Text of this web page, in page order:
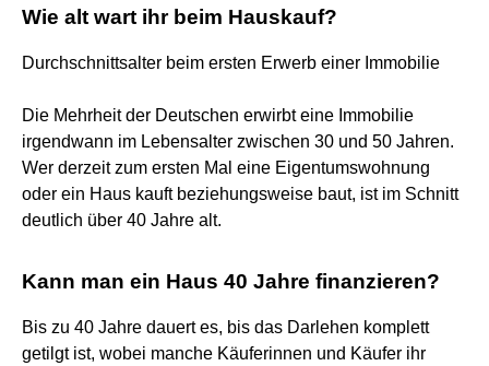
Wie alt wart ihr beim Hauskauf?
Durchschnittsalter beim ersten Erwerb einer Immobilie
Die Mehrheit der Deutschen erwirbt eine Immobilie
irgendwann im Lebensalter zwischen 30 und 50 Jahren.
Wer derzeit zum ersten Mal eine Eigentumswohnung
oder ein Haus kauft beziehungsweise baut, ist im Schnitt
deutlich über 40 Jahre alt.
Kann man ein Haus 40 Jahre finanzieren?
Bis zu 40 Jahre dauert es, bis das Darlehen komplett
getilgt ist, wobei manche Käuferinnen und Käufer ihr